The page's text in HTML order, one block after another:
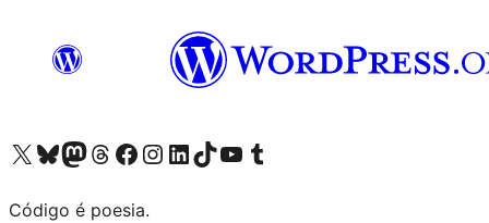
Visite a nossa conta X (antigo Twitter)
Visit our Bluesky account
Visit our Mastodon account
Visit our Threads account
Visite a nossa página do Facebook
Visite a nossa conta no Instagram
Visite a nossa conta no LinkedIn
Visit our TikTok account
Visit our YouTube channel
Visit our Tumblr account
Código é poesia.